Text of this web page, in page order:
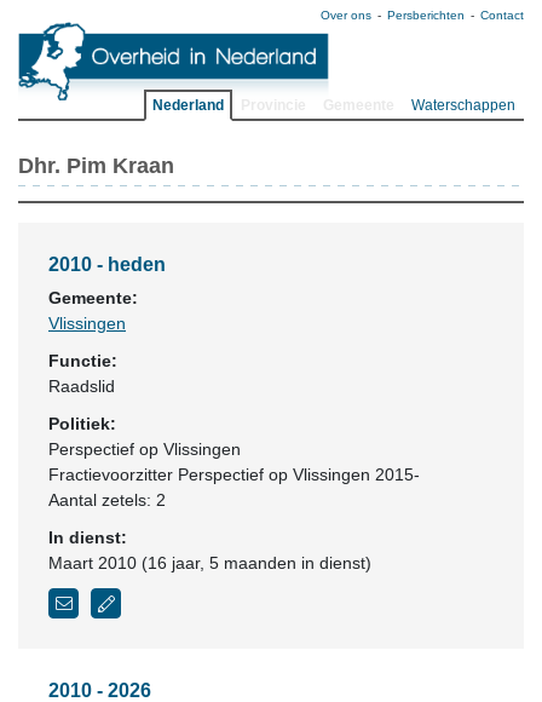
Over ons Persberichten Contact
Nederland Waterschappen
Dhr. Pim Kraan
2010 - heden
Gemeente:
Vlissingen
Functie:
Raadslid
Politiek:
Perspectief op Vlissingen
Fractievoorzitter Perspectief op Vlissingen 2015-
Aantal zetels: 2
In dienst:
Maart 2010 (16 jaar, 5 maanden in dienst)
2010 - 2026